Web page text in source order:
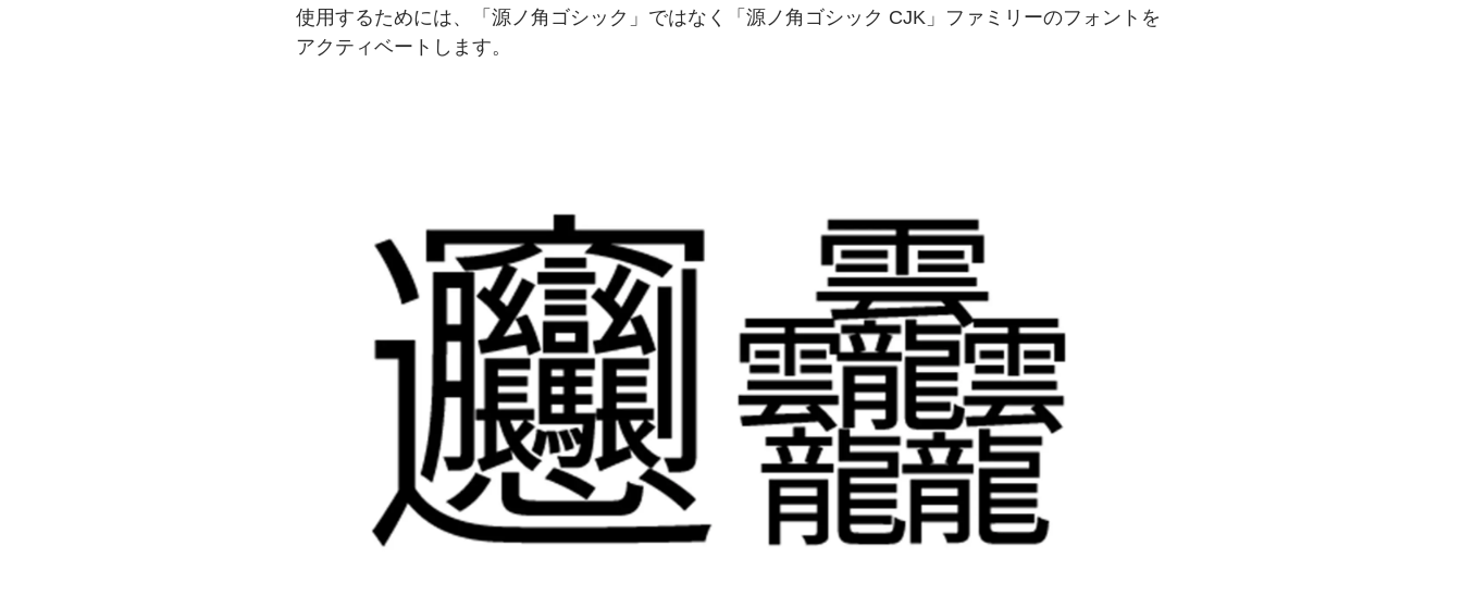
使用するためには、
「源ノ角ゴシック」ではなく「源ノ角ゴシック CJK」ファミリーのフォントを
アクティベートします。